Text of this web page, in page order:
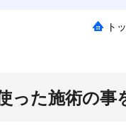
ト
った施術の事